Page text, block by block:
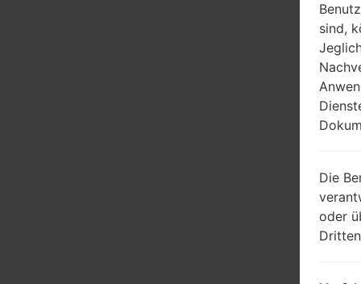
sind,
Die
oder